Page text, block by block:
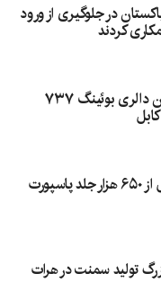
در جلوگیری از ورود
کردند
انتقال انجن ۲.۳ میلیون دالری بوئینگ ۷۳۷
در یک سال گذشته بیش از ۶۵۰ هزار جلد پاسپورت
تولید سمنت در هرات